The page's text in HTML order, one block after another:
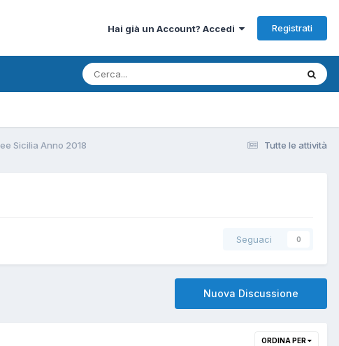
Hai già un Account? Accedi Registrati
Tutte le attività
Sicilia Anno 2018
Seguaci 0
Nuova Discussione
ORDINA PER